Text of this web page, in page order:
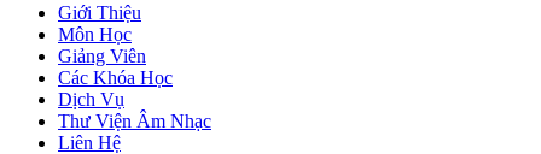
Giới Thiệu
Môn Học
Giảng Viên
Các Khóa Học
Dịch Vụ
Thư Viện Âm Nhạc
Liên Hệ